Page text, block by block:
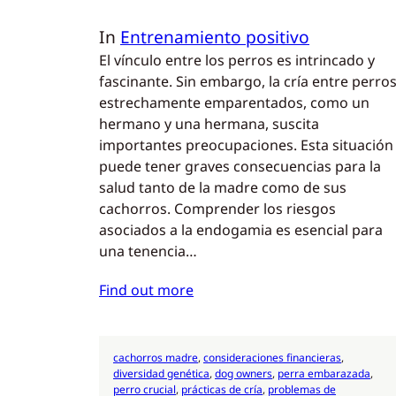
In Entrenamiento positivo
El vínculo entre los perros es intrincado y
fascinante. Sin embargo, la cría entre perros
estrechamente emparentados, como un
hermano y una hermana, suscita
importantes preocupaciones. Esta situación
puede tener graves consecuencias para la
salud tanto de la madre como de sus
cachorros. Comprender los riesgos
asociados a la endogamia es esencial para
una tenencia…
Find out more
cachorros madre, consideraciones financieras
diversidad genética, dog owners, perra embarazada
perro crucial, prácticas de cría, problemas de